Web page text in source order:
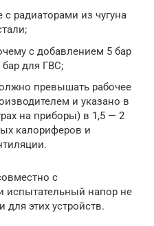
с радиаторами из чугуна
с добавлением 5 бар
для ГВС;
превышать рабочее
и указано в
на приборы) в 1,5 — 2
калориферов и
с
напор не
для этих устройств.